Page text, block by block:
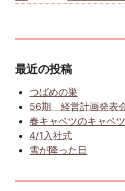
最近の投稿
つばめの巣
56期 経営計画発表
春キャベツのキャベ
4/1入社式
雪が降った日